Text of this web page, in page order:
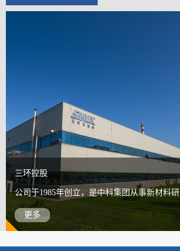
三环控股
公司于1985年创立，是中科集团从事新材料研
发和产业化的下属骨干企业。
更多